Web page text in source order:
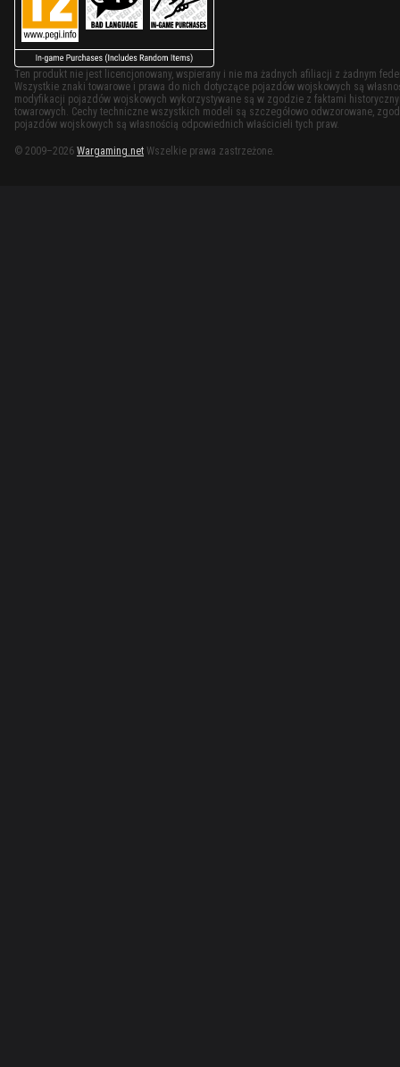
Ten produkt nie jest licencjonowany, wspierany i nie ma żadnych afiliacji z żadnym
Wszystkie znaki towarowe i prawa do nich dotyczące pojazdów wojskowych są
modyfikacji pojazdów wojskowych wykorzystywane są w zgodzie z faktami
towarowych. Cechy techniczne wszystkich modeli są szczegółowo odwzorowane,
pojazdów wojskowych są własnością odpowiednich właścicieli tych praw.
© 2009–2026 Wargaming.net Wszelkie prawa zastrzeżone.